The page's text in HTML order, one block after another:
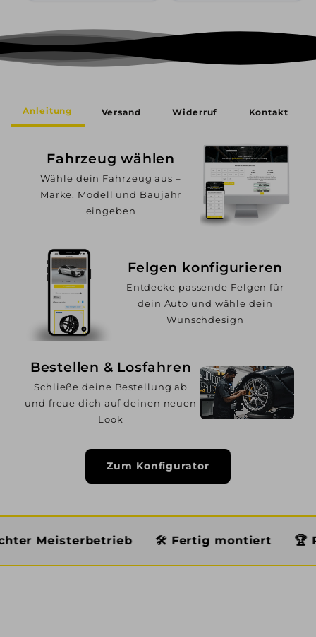
Anleitung Versand Widerruf Kontakt
Fahrzeug wählen
Wähle dein Fahrzeug aus –
Marke, Modell und Baujahr
eingeben
Felgen konfigurieren
Entdecke passende Felgen für
dein Auto und wähle dein
Wunschdesign
Bestellen & Losfahren
Schließe deine Bestellung ab
und freue dich auf deinen neuen
Look
Zum Konfigurator
🛠️ Fertig montiert 🏆 Premium